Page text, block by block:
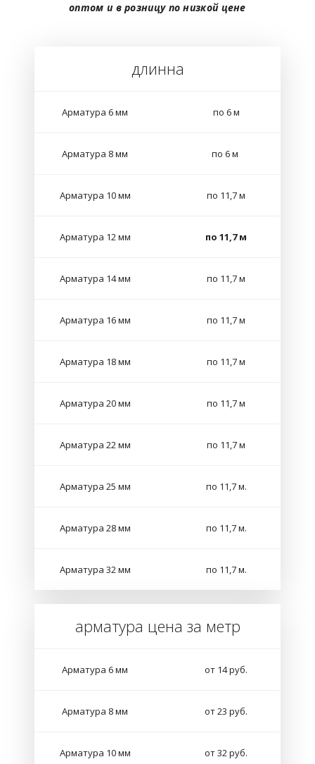
оптом и в розницу по низкой цене
длинна
Арматура 6 мм по 6 м
Арматура 8 мм по 6 м
Арматура 10 мм по 11,7 м
Арматура 12 мм по 11,7 м
Арматура 14 мм по 11,7 м
Арматура 16 мм по 11,7 м
Арматура 18 мм по 11,7 м
Арматура 20 мм по 11,7 м
Арматура 22 мм по 11,7 м
Арматура 25 мм по 11,7 м.
Арматура 28 мм по 11,7 м.
Арматура 32 мм по 11,7 м.
арматура цена за метр
Арматура 6 мм от 14 руб.
Арматура 8 мм от 23 руб.
Арматура 10 мм от 32 руб.